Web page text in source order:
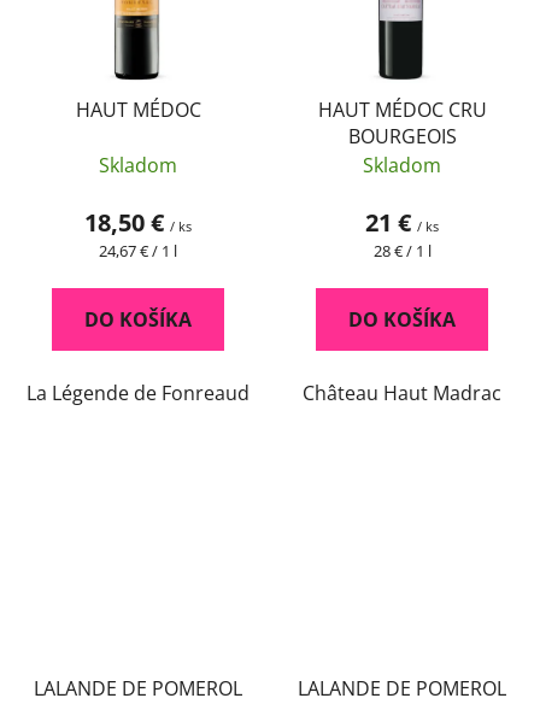
HAUT MÉDOC
Skladom
18,50 € / ks
Jednotková
24,67 € / 1 l
DO KOŠÍKA
La Légende de Fonreaud
HAUT MÉDOC CRU
BOURGEOIS
Skladom
21 € / ks
Jednotková
28 € / 1 l
DO KOŠÍKA
Château Haut Madrac
LALANDE DE POMEROL LALANDE DE POMEROL